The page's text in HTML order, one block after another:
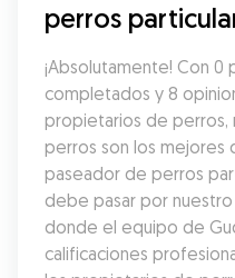
perros
¡Absolutamente! Con 0
completados y 8
propietarios de perros,
perros son los mejores
paseador de perros
debe pasar por
donde el equipo de
calificaciones